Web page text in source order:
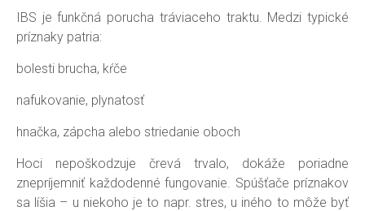
IBS je funkčná porucha tráviaceho traktu. Medzi typické
príznaky patria:
bolesti brucha, kŕče
nafukovanie, plynatosť
hnačka, zápcha alebo striedanie oboch
Hoci nepoškodzuje črevá trvalo, dokáže poriadne
znepríjemniť každodenné fungovanie. Spúšťače príznakov
sa líšia – u niekoho je to napr. stres, u iného to môže byť